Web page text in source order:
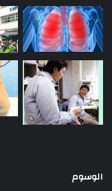
الوسوم